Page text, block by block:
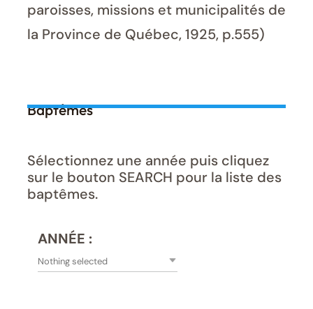
paroisses, missions et municipalités de
la Province de Québec, 1925, p.555)
Baptêmes
Sélectionnez une année puis cliquez
sur le bouton SEARCH pour la liste des
baptêmes.
ANNÉE :
Nothing selected